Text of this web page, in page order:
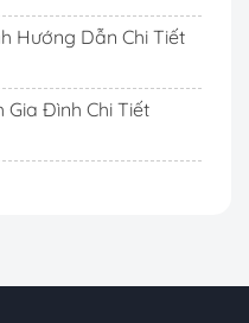
Hướng Dẫn Chi Tiết
Đình Chi Tiết